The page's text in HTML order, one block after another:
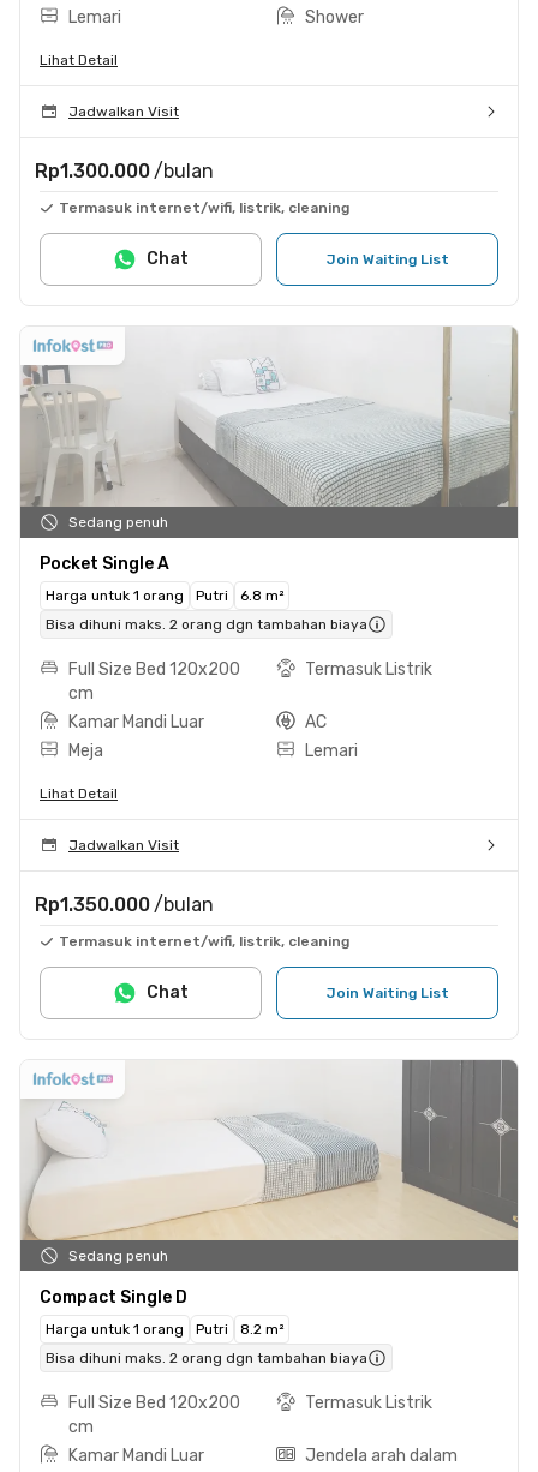
Lemari Shower
Lihat Detail
Jadwalkan Visit
Rp1.300.000 /bulan
Termasuk internet/wifi, listrik, cleaning
Join Waiting List
Chat
Sedang penuh
Pocket Single A
Harga untuk 1 orang Putri
6.8 m²
Bisa dihuni maks. 2 orang dgn tambahan biaya
Full Size Bed 120x200
cm
Termasuk Listrik
Kamar Mandi Luar
AC
Meja
Lemari
Lihat Detail
Jadwalkan Visit
Rp1.350.000 /bulan
Termasuk internet/wifi, listrik, cleaning
Join Waiting List
Chat
Sedang penuh
Compact Single D
Harga untuk 1 orang Putri
8.2 m²
Bisa dihuni maks. 2 orang dgn tambahan biaya
Full Size Bed 120x200
cm
Termasuk Listrik
Kamar Mandi Luar
Jendela arah dalam